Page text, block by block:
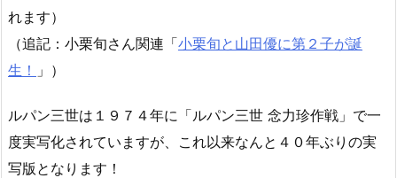
れます）
（追記：小栗旬さん関連「小栗旬と山田優に第２子が誕
生！ 」）
ルパン三世は１９７４年に「ルパン三世 念力珍作戦」で一
度実写化されていますが、これ以来なんと４０年ぶりの実
写版となります！